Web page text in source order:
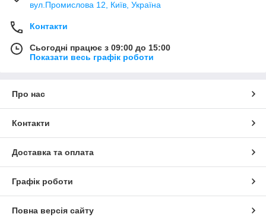
вул.Промислова 12, Київ, Україна
Контакти
Сьогодні працює з 09:00 до 15:00
Показати весь графік роботи
Про нас
Контакти
Доставка та оплата
Графік роботи
Повна версія сайту